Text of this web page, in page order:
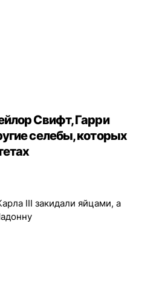
Свифт, Гарри
селебы, которых